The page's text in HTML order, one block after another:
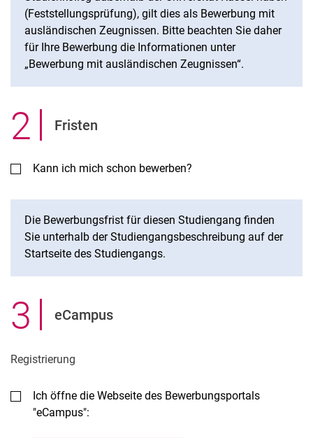
(Feststellungsprüfung), gilt dies als Bewerbung mit
ausländischen Zeugnissen. Bitte beachten Sie daher
für Ihre Bewerbung die Informationen unter
„Bewerbung mit ausländischen Zeugnissen“.
2. Fristen
Kann ich mich schon bewerben?
Die Bewerbungsfrist für diesen Studiengang finden
Sie unterhalb der Studiengangsbeschreibung auf der
Startseite des Studiengangs.
3 . eCampus
Registrierung
Ich öffne die Webseite des Bewerbungsportals
"eCampus":